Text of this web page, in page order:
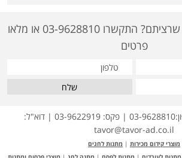
לא מצאתם את מה שרציתם? התקשרו 03-9628810 או מלאו
פרטים
שלח
פרסום תבור | טלפון:03-9628810 | פקס: 03-9622919 | דוא"ל:
tavor@tavor-ad.co.il
מוצרי קידום מכירות | מתנות לחגים